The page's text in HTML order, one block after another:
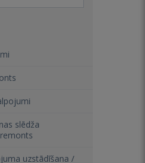
slēdža
uzstādīšana /